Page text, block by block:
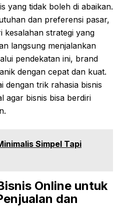
yang tidak boleh di abaikan.
dan preferensi pasar,
kesalahan strategi yang
langsung menjalankan
pendekatan ini, brand
dengan cepat dan kuat.
dengan trik rahasia bisnis
agar bisnis bisa berdiri
Simpel Tapi
Online untuk
dan